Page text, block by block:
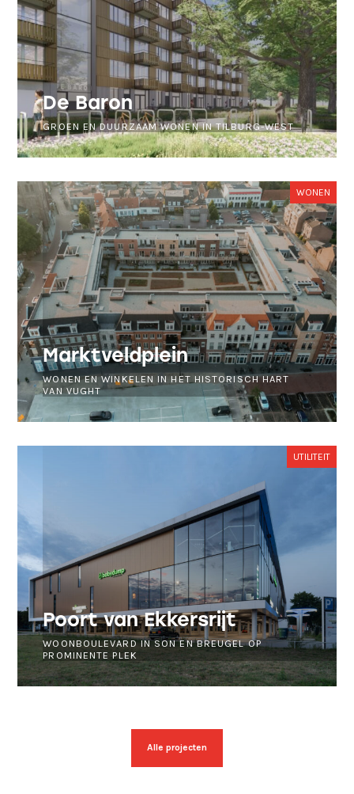
De Baron
GROEN EN DUURZAAM WONEN IN TILBURG-WEST
Marktveldplein
WONEN EN WINKELEN IN HET HISTORISCH HART
VAN VUGHT
WONEN
Poort van Ekkersrijt
WOONBOULEVARD IN SON EN BREUGEL OP
PROMINENTE PLEK
UTILITEIT
Alle projecten